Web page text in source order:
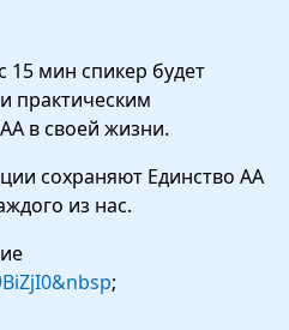
15 мин спикер будет
практическим
в своей жизни.
сохраняют Единство АА
из нас.
;